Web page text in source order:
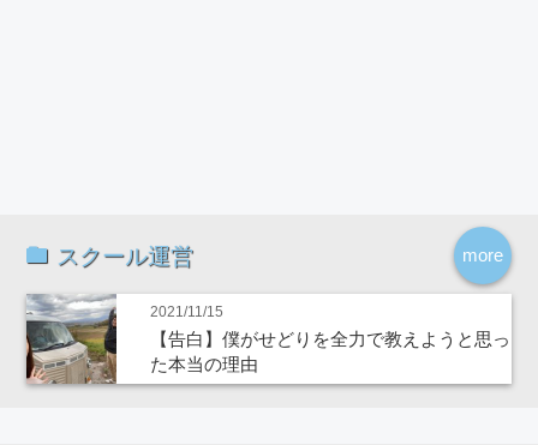
more
スクール運営
2021/11/15
【告白】僕がせどりを全力で教えようと思っ
た本当の理由